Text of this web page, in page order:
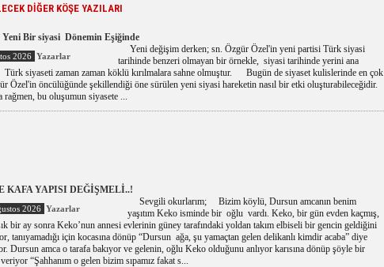
DİĞER KÖŞE YAZILARI
Bir siyasi Dönemin Eşiğinde
2026 Yazarlar
Yeni değişim derken; sn. Özgür Özel'in yeni partisi Türk siyasi
tarihinde benzeri olmayan bir örnekle, siyasi tarihinde yerini ana
siyaseti zaman zaman köklü kırılmalara sahne olmuştur. Bugün de siyaset kulislerinde en çok
Özel'in öncülüğünde şekillendiği öne sürülen yeni siyasi hareketin nasıl bir etki oluşturabileceğidir.
rağmen, bu oluşumun siyasete ...
KAFA YAPISI DEĞİŞMELİ..!
2026 Yazarlar
Sevgili okurlarım; Bizim köylü, Dursun amcanın benim
yaşıtım Keko isminde bir oğlu vardı. Keko, bir gün evden kaçmış,
bir ay sonra Keko’nun annesi evlerinin güney tarafındaki yoldan takım elbiseli bir gencin geldiğini
tanıyamadığı için kocasına dönüp “Dursun ağa, şu yamaçtan gelen delikanlı kimdir acaba” diye
Dursun amca o tarafa bakıyor ve gelenin, oğlu Keko olduğunu anlıyor karısına dönüp şöyle bir
“Şahhanım o gelen bizim sıpamız fakat s...